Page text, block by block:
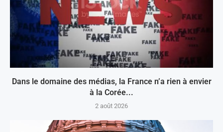
Dans le domaine des médias, la France n’a rien à envier
à la Corée...
2 août 2026